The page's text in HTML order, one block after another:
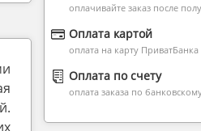
оплачивайте заказ после
Оплата картой
оплата на карту ПриватБанка
Оплата по счету
оплата заказа по